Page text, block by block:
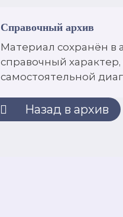
Справочный архив
Материал сохранён в
справочный
самостоятельной
Назад в архив